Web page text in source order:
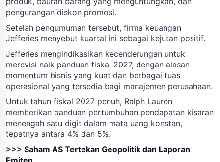
pengurangan diskon promosi.
Setelah pengumuman tersebut, firma keuangan
Jefferies menyebut kuartal ini sebagai kejutan positif.
Jefferies mengindikasikan kecenderungan untuk
merevisi naik panduan fiskal 2027, dengan alasan
momentum bisnis yang kuat dan berbagai tuas
operasional yang tersedia bagi manajemen perusahaan.
Untuk tahun fiskal 2027 penuh, Ralph Lauren
memberikan panduan pertumbuhan pendapatan kisaran
menengah satu digit dalam mata uang konstan,
tepatnya antara 4% dan 5%.
>>> Saham AS Tertekan Geopolitik dan Laporan
Emiten